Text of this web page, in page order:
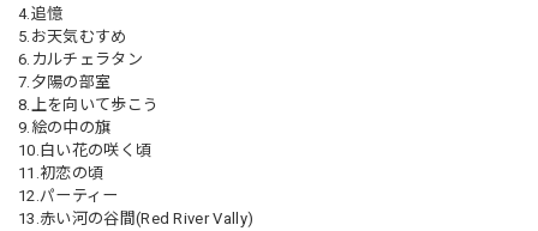
4.追憶
5.お天気むすめ
6.カルチェラタン
7.夕陽の部室
8.上を向いて歩こう
9.絵の中の旗
10.白い花の咲く頃
11.初恋の頃
12.パーティー
13.赤い河の谷間(Red River Vally)